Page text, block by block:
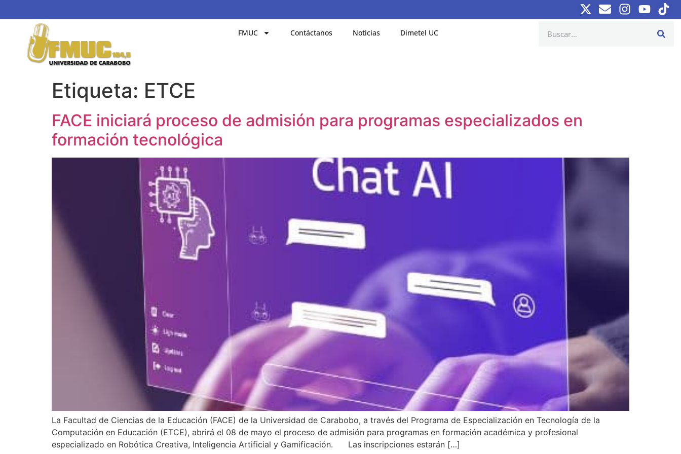
FMUC Contáctanos Noticias Dimetel UC
Etiqueta: ETCE
FACE iniciará proceso de admisión para programas especializados en
formación tecnológica
La Facultad de Ciencias de la Educación (FACE) de la Universidad de Carabobo, a través del Programa de Especialización en Tecnología de la
Computación en Educación (ETCE), abrirá el 08 de mayo el proceso de admisión para programas en formación académica y profesional
especializado en Robótica Creativa, Inteligencia Artificial y Gamificación. Las inscripciones estarán […]